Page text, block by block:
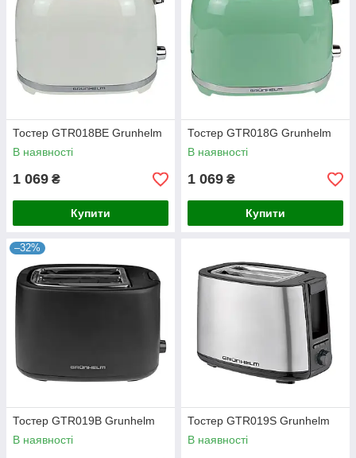
Тостер GTR018BE Grunhelm
В наявності
1 069 ₴
Купити
Тостер GTR018G Grunhelm
В наявності
1 069 ₴
Купити
–32%
Тостер GTR019B Grunhelm
В наявності
Тостер GTR019S Grunhelm
В наявності